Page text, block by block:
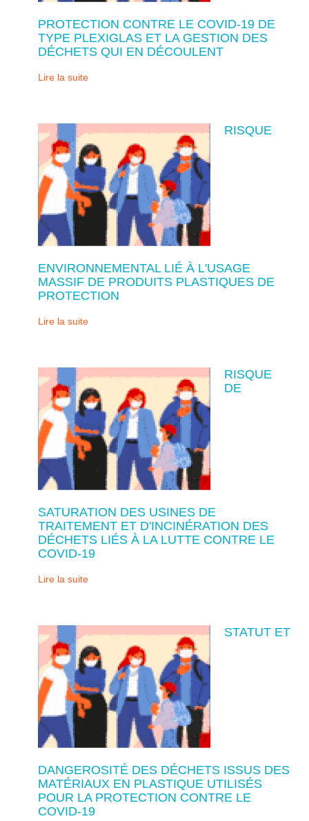
PROTECTION CONTRE LE COVID-19 DE
TYPE PLEXIGLAS ET LA GESTION DES
DÉCHETS QUI EN DÉCOULENT
Lire la suite
RISQUE
ENVIRONNEMENTAL LIÉ À L'USAGE
MASSIF DE PRODUITS PLASTIQUES DE
PROTECTION
Lire la suite
RISQUE
DE
SATURATION DES USINES DE
TRAITEMENT ET D'INCINÉRATION DES
DÉCHETS LIÉS À LA LUTTE CONTRE LE
COVID-19
Lire la suite
STATUT ET
DANGEROSITÉ DES DÉCHETS ISSUS DES
MATÉRIAUX EN PLASTIQUE UTILISÉS
POUR LA PROTECTION CONTRE LE
COVID-19